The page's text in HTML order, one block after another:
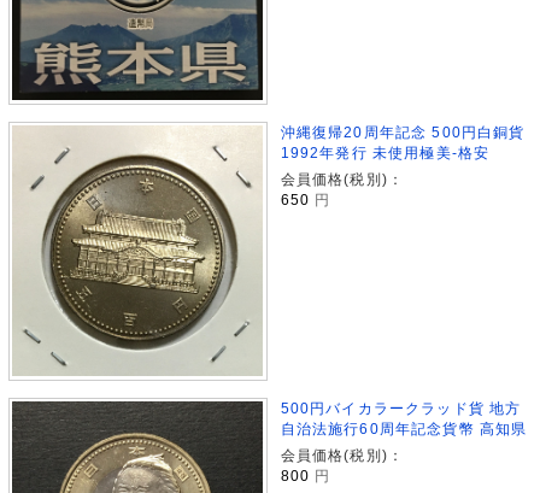
沖縄復帰20周年記念 500円白銅貨
1992年発行 未使用極美-格安
会員価格(税別)：
650 円
500円バイカラークラッド貨 地方
自治法施行60周年記念貨幣 高知県
会員価格(税別)：
800 円